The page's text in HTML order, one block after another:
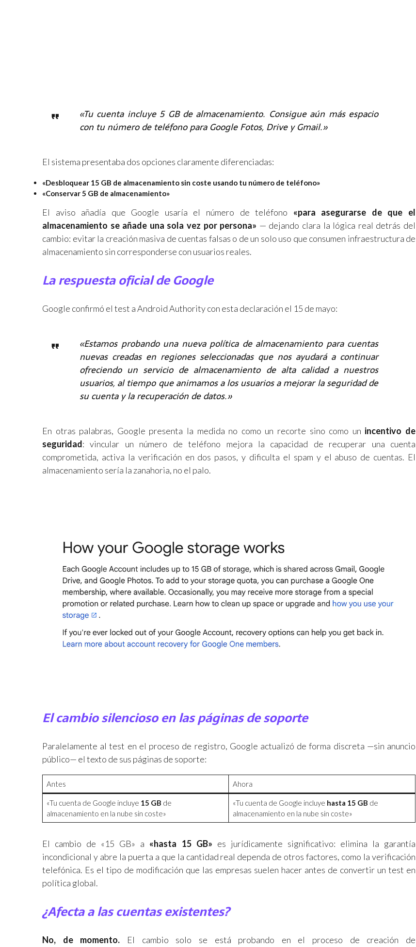
«Tu cuenta incluye 5 GB de almacenamiento. Consigue aún más espacio
con tu número de teléfono para Google Fotos, Drive y Gmail.»
El sistema presentaba dos opciones claramente diferenciadas:
«Desbloquear 15 GB de almacenamiento sin coste usando tu número de teléfono»
«Conservar 5 GB de almacenamiento»
El aviso añadía que Google usaría el número de teléfono «para asegurarse de que el
almacenamiento se añade una sola vez por persona» — dejando clara la lógica real detrás del
cambio: evitar la creación masiva de cuentas falsas o de un solo uso que consumen infraestructura de
almacenamiento sin corresponderse con usuarios reales.
La respuesta oficial de Google
Google confirmó el test a Android Authority con esta declaración el 15 de mayo:
«Estamos probando una nueva política de almacenamiento para cuentas
nuevas creadas en regiones seleccionadas que nos ayudará a continuar
ofreciendo un servicio de almacenamiento de alta calidad a nuestros
usuarios, al tiempo que animamos a los usuarios a mejorar la seguridad de
su cuenta y la recuperación de datos.»
En otras palabras, Google presenta la medida no como un recorte sino como un incentivo de
seguridad: vincular un número de teléfono mejora la capacidad de recuperar una cuenta
comprometida, activa la verificación en dos pasos, y dificulta el spam y el abuso de cuentas. El
almacenamiento sería la zanahoria, no el palo.
El cambio silencioso en las páginas de soporte
Paralelamente al test en el proceso de registro, Google actualizó de forma discreta —sin anuncio
público— el texto de sus páginas de soporte:
Antes Ahora
«Tu cuenta de Google incluye 15 GB de
almacenamiento en la nube sin coste»
«Tu cuenta de Google incluye hasta 15 GB de
almacenamiento en la nube sin coste»
El cambio de «15 GB» a «hasta 15 GB» es jurídicamente significativo: elimina la garantía
incondicional y abre la puerta a que la cantidad real dependa de otros factores, como la verificación
telefónica. Es el tipo de modificación que las empresas suelen hacer antes de convertir un test en
política global.
¿Afecta a las cuentas existentes?
No, de momento. El cambio solo se está probando en el proceso de creación de